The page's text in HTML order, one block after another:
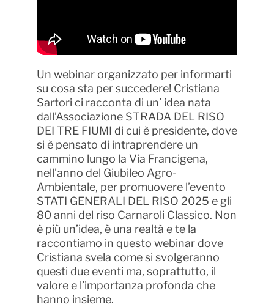
Un webinar organizzato per informarti
su cosa sta per succedere! Cristiana
Sartori ci racconta di un’ idea nata
dall’Associazione STRADA DEL RISO
DEI TRE FIUMI di cui è presidente, dove
si è pensato di intraprendere un
cammino lungo la Via Francigena,
nell’anno del Giubileo Agro-
Ambientale, per promuovere l’evento
STATI GENERALI DEL RISO 2025 e gli
80 anni del riso Carnaroli Classico. Non
è più un’idea, è una realtà e te la
raccontiamo in questo webinar dove
Cristiana svela come si svolgeranno
questi due eventi ma, soprattutto, il
valore e l’importanza profonda che
hanno insieme. ​